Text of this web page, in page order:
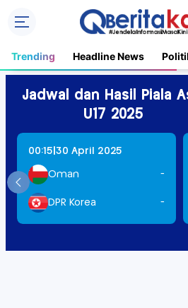
Trending Headline News
Jadwal dan Hasil Piala
U17 2025
00:15 30 April 2025
Oman -
DPR Korea -